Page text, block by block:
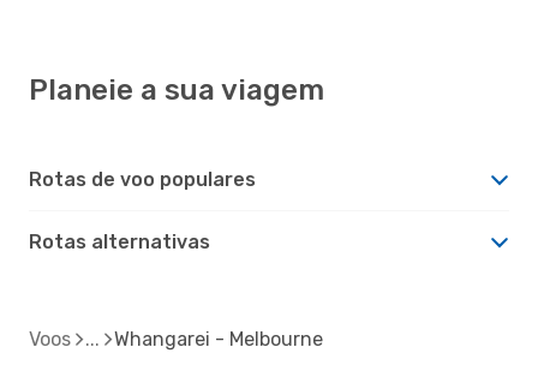
Planeie a sua viagem
Rotas de voo populares
Rotas alternativas
Voos Whangarei - Melbourne